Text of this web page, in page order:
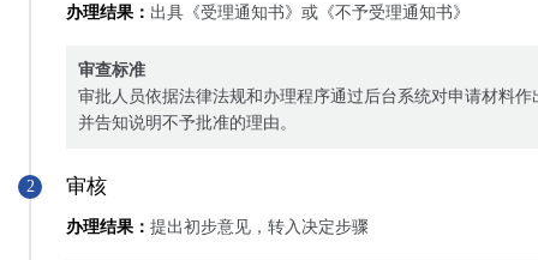
办理结果： 出具《受理通知书》或《不予受理通知书》
审查标准
审批人员依据法律法规和办理程序通过后台系统对申请材料
并告知说明不予批准的理由。
2 审核
办理结果： 提出初步意见，转入决定步骤